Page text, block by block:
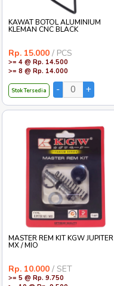
KAWAT BOTOL ALUMINIUM
KLEMAN CNC BLACK
Rp. 15.000 / PCS
>= 4 @ Rp. 14.500
>= 8 @ Rp. 14.000
Stok Tersedia
MASTER REM KIT KGW JUPITER
MX / MIO
Rp. 10.000 / SET
>= 5 @ Rp. 9.750